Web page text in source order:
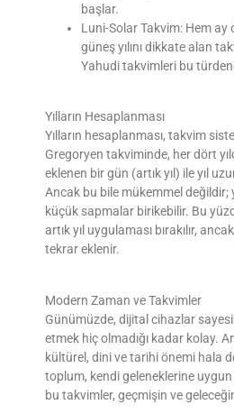
başlar.
Luni-Solar Takvim: Hem ay
güneş yılını dikkate alan
Yahudi takvimleri bu
Yılların Hesaplanması
Yılların hesaplanması, takvim
Gregoryen takviminde, her dört
eklenen bir gün (artık yıl) ile yıl
Ancak bu bile mükemmel değildir;
küçük sapmalar birikebilir. Bu
artık yıl uygulaması bırakılır,
tekrar eklenir.
Modern Zaman ve Takvimler
Günümüzde, dijital cihazlar
etmek hiç olmadığı kadar kolay.
kültürel, dini ve tarihi önemi hala
toplum, kendi geleneklerine
bu takvimler, geçmişin ve